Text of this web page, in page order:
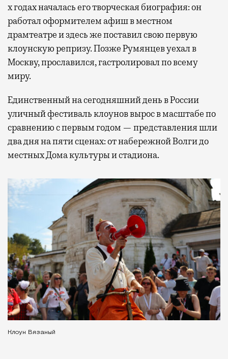
х годах началась его творческая биография: он
работал оформителем афиш в местном
драмтеатре и здесь же поставил свою первую
клоунскую репризу. Позже Румянцев уехал в
Москву, прославился, гастролировал по всему
миру.
Единственный на сегодняшний день в России
уличный фестиваль клоунов вырос в масштабе по
сравнению с первым годом — представления шли
два дня на пяти сценах: от набережной Волги до
местных Дома культуры и стадиона.
Клоун Вязаный